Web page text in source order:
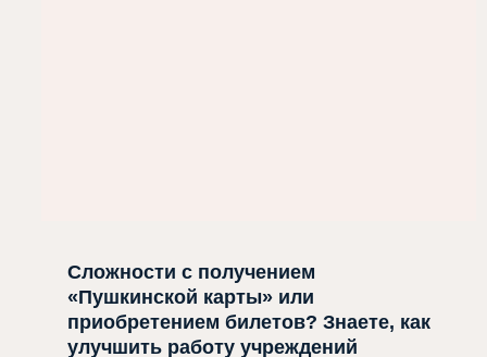
Сложности с получением
«Пушкинской карты» или
приобретением билетов? Знаете, как
улучшить работу учреждений